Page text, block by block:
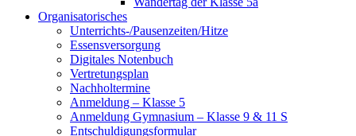
Organisatorisches
Unterrichts-/Pausenzeiten/Hitze
Essensversorgung
Digitales Notenbuch
Vertretungsplan
Nachholtermine
Anmeldung – Klasse 5
Anmeldung Gymnasium – Klasse 9 & 11 S
Entschuldigungsformular